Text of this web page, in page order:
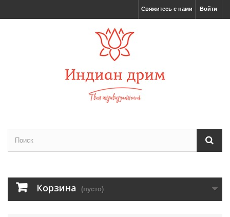
Войти
Свяжитесь с нами
Корзина (пусто)